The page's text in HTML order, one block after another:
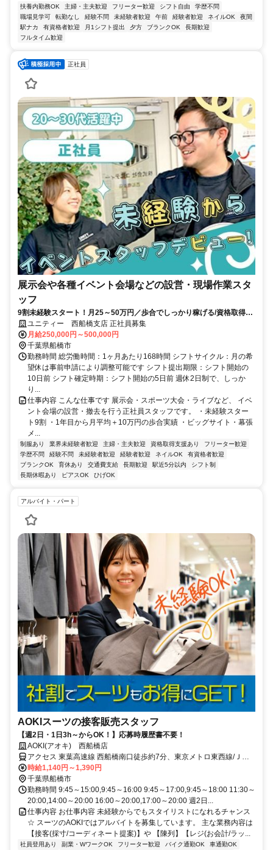
扶養内勤務OK 主婦・主夫歓迎 フリーター歓迎 シフト自由
学歴不問
職場見学可
転勤なし 経験不問 未経験者歓迎 午前 経験者歓迎 ネイルOK
夜間
駅ナカ
有資格者歓迎 月1シフト提出 夕方 ブランクOK
長期歓迎
フルタイム歓迎
正社員
展示会や各種イベント会場などの設営・現場作業スタ
ッフ
9割未経験スタート！月25～50万円／歩合でしっかり稼げる/資格取得は
全額会社負担／有名イベント多数
ユニティー 西船橋支店 正社員募集
月給250,000円～500,000円
千葉県船橋市
勤務時間 総労働時間：1ヶ月あたり168時間 シフトサイクル：月の希
望休は事前申請により調整可能です シフト提出期限：シフト開始の
10日前 シフト確定時期：シフト開始の5日前 週休2日制で、しっか
り...
仕事内容 こんな仕事です 展示会・スポーツ大会・ライブなど、 イベ
ント会場の設営・撤去を行う正社員スタッフです。 ・未経験スター
ト9割 ・1年目から月平均＋10万円の歩合実績 ・ビッグサイト・幕張
メ...
制服あり 業界未経験者歓迎 主婦・主夫歓迎 資格取得支援あり
フリーター歓迎
学歴不問
経験不問 未経験者歓迎 経験者歓迎 ネイルOK
有資格者歓迎
ブランクOK
育休あり 交通費支給 長期歓迎 駅近5分以内
シフト制
長期休暇あり
ピアスOK ひげOK
アルバイト・パート
AOKIスーツの接客販売スタッフ
【週2日・1日3h～からOK！】応募時履歴書不要！
AOKI(アオキ) 西船橋店
アクセス 東葉高速線 西船橋南口徒歩約7分、東京メトロ東西線/ＪＲ
中央本線 西船橋南口徒歩約7分、ＪＲ総武本線 西船橋南口徒歩約7分
JR・地下鉄各線「西船橋駅」より徒歩6分
時給1,140円～1,390円
千葉県船橋市
勤務時間 9:45～15:00,9:45～16:00 9:45～17:00,9:45～18:00 11:30～
20:00,14:00～20:00 16:00～20:00,17:00～20:00 週2日...
仕事内容 お仕事内容 未経験からでもスタイリストになれるチャンス
☆ スーツのAOKIではアルバイトを募集しています。 主な業務内容は
【接客(採寸/コーディネート提案)】や 【陳列】【レジ(お会計/ラッ...
社員登用あり 副業・WワークOK フリーター歓迎 バイク通勤OK 車通勤OK